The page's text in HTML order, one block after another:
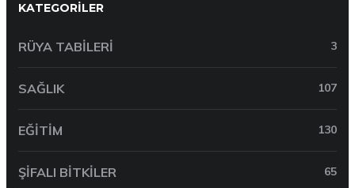
KATEGORILER
RÜYA TABILERI 3
SAĞLIK 107
EĞITIM 130
ŞIFALI BITKILER 65